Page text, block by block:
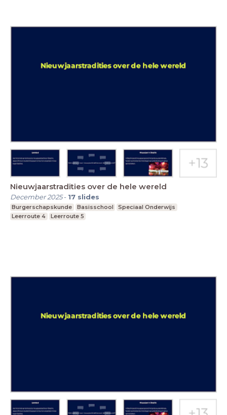
Nieuwjaarstradities over de hele wereld
December 2025- 17 slides
Burgerschapskunde Basisschool
Speciaal Onderwijs
Leerroute 4
Leerroute 5